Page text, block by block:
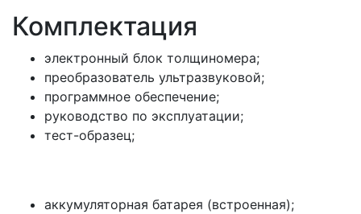
Комплектация
электронный блок толщиномера;
преобразователь ультразвуковой;
программное обеспечение;
руководство по эксплуатации;
тест-образец;
аккумуляторная батарея (встроенная);